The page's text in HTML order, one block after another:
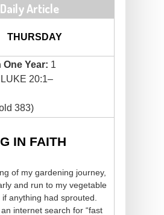
Daily Article
Year: 1
20:1–
383)
IN FAITH
of my gardening journey,
and run to my vegetable
anything had sprouted.
internet search for “fast